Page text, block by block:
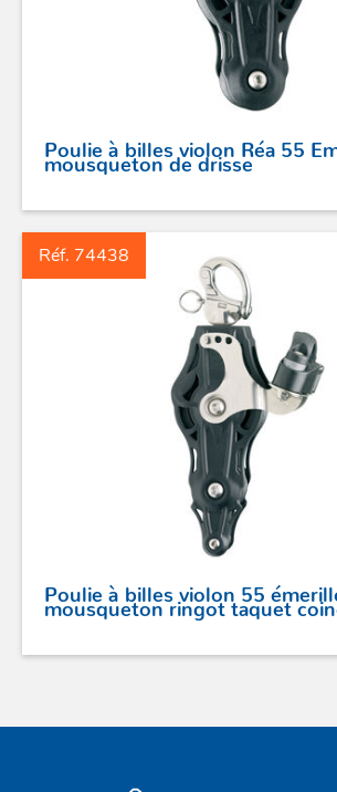
Poulie à billes violon Réa 55
mousqueton de drisse
Réf. 74438
Poulie à billes violon 55
mousqueton ringot taquet